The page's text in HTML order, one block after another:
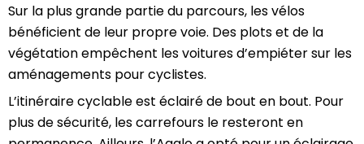
Sur la plus grande partie du parcours, les vélos
bénéficient de leur propre voie. Des plots et de la
végétation empêchent les voitures d’empiéter sur les
aménagements pour cyclistes.
L’itinéraire cyclable est éclairé de bout en bout. Pour
plus de sécurité, les carrefours le resteront en